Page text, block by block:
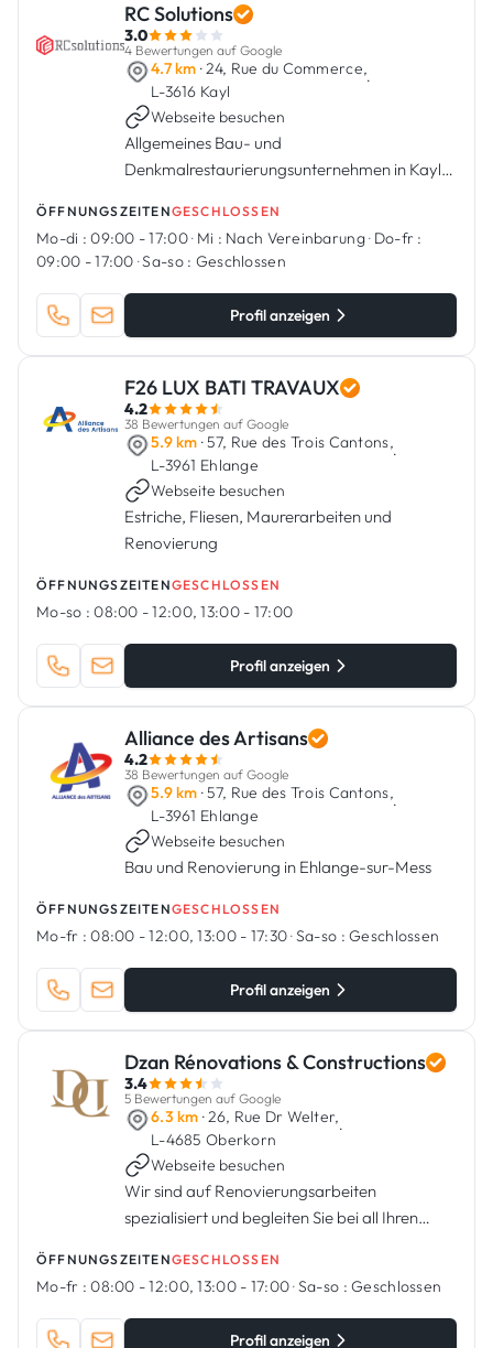
RC Solutions
3.0
4 Bewertungen auf Google
4.7 km · 24, Rue du Commerce,
L-3616 Kayl
·
Webseite besuchen
Allgemeines Bau- und
Denkmalrestaurierungsunternehmen in Kayl,
ÖFFNUNGSZEITENGESCHLOSSEN
Mo-di : 09:00 - 17:00· Mi : Nach Vereinbarung· Do-fr :
09:00 - 17:00 ·Sa-so : Geschlossen
Profil anzeigen
F26 LUX BATI TRAVAUX
4.2
38 Bewertungen auf Google
5.9 km · 57, Rue des Trois Cantons,
L-3961 Ehlange
·
Webseite besuchen
Estriche, Fliesen, Maurerarbeiten und
Renovierung
ÖFFNUNGSZEITENGESCHLOSSEN
Mo-so : 08:00 - 12:00, 13:00 - 17:00
Profil anzeigen
Alliance des Artisans
4.2
38 Bewertungen auf Google
5.9 km · 57, Rue des Trois Cantons,
L-3961 Ehlange
·
Webseite besuchen
Bau und Renovierung in Ehlange-sur-Mess
ÖFFNUNGSZEITENGESCHLOSSEN
Mo-fr : 08:00 - 12:00, 13:00 - 17:30·Sa-so : Geschlossen
Profil anzeigen
Dzan Rénovations & Constructions
3.4
5 Bewertungen auf Google
6.3 km · 26, Rue Dr Welter,
L-4685 Oberkorn
·
Webseite besuchen
Wir sind auf Renovierungsarbeiten
spezialisiert und begleiten Sie bei all Ihren
ÖFFNUNGSZEITENGESCHLOSSEN
Mo-fr : 08:00 - 12:00, 13:00 - 17:00·Sa-so : Geschlossen
Profil anzeigen